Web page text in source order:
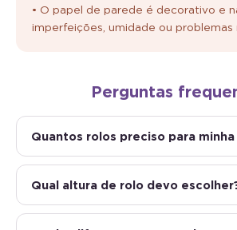
• O papel de parede é decorativo e
imperfeições, umidade ou problemas
Perguntas
Quantos rolos preciso para minha
Qual altura de rolo devo